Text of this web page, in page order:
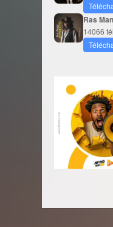
Ras
14066